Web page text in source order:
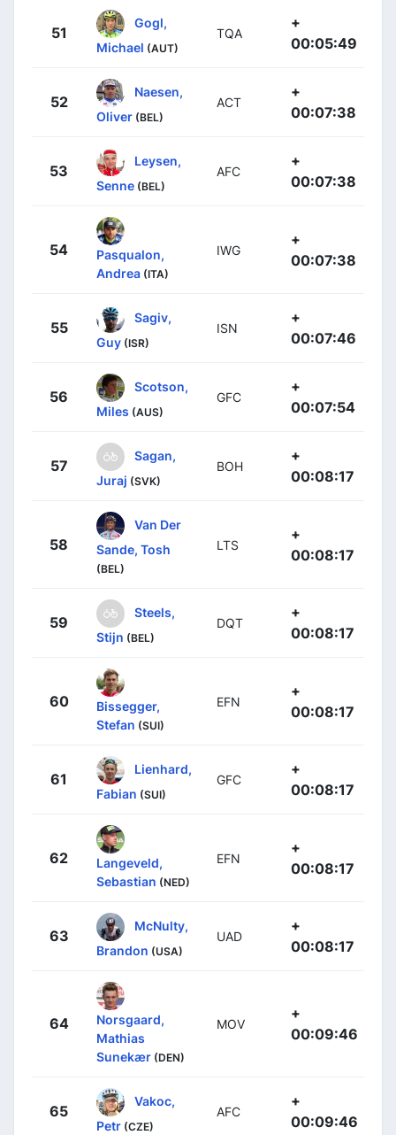
51
Gogl,
Michael (AUT)
TQA
+
00:05:49
52
Naesen,
Oliver (BEL)
ACT
+
00:07:38
53
Leysen,
Senne (BEL)
AFC
+
00:07:38
54
Pasqualon,
Andrea (ITA)
IWG
+
00:07:38
55
Sagiv,
Guy (ISR)
ISN
+
00:07:46
56
Scotson,
Miles (AUS)
GFC
+
00:07:54
57
Sagan,
Juraj (SVK)
BOH
+
00:08:17
58
Van Der
Sande, Tosh
(BEL)
LTS
+
00:08:17
59
Steels,
Stijn (BEL)
DQT
+
00:08:17
60
Bissegger,
Stefan (SUI)
EFN
+
00:08:17
61
Lienhard,
Fabian (SUI)
GFC
+
00:08:17
62
Langeveld,
Sebastian (NED)
EFN
+
00:08:17
63
McNulty,
Brandon (USA)
UAD
+
00:08:17
64
Norsgaard,
Mathias
Sunekær (DEN)
MOV
+
00:09:46
65
Vakoc,
Petr (CZE)
AFC
+
00:09:46